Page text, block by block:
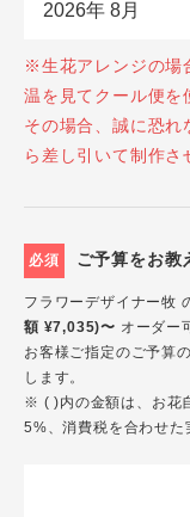
※生花アレンジの場
温を見てクール便を
その場合、誠に恐
ら差し引いて制作さ
必須 ご予算をお教
フラワーデザイナー牧
額 ¥7,035)〜 オーダー
お客様ご指定のご予算
します。
※ ( )内の金額は、お花
5%、消費税を合わせた